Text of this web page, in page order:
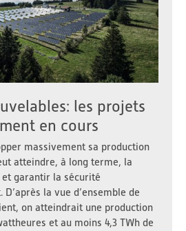
les projets
en cours
massivement sa production
atteindre, à long terme, la
garantir la sécurité
D’après la vue d’ensemble de
on atteindrait une production
et au moins 4,3 TWh de